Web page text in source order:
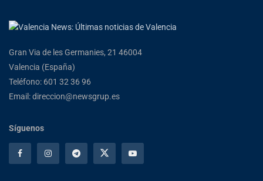
Gran Via de les Germanies, 21 46004
Valencia (España)
Teléfono: 601 32 36 96
Email: direccion@newsgrup.es
Síguenos